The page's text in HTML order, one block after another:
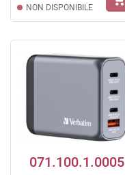
NON DISPONIBILE
071.100.1.0005